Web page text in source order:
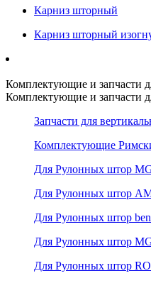
Карниз шторный
Карниз шторный
Комплектующие и запчасти
Комплектующие и запчасти
Запчасти для
Комплектующие
Для Рулонных штор
Для Рулонных штор
Для Рулонных штор
Для Рулонных штор
Для Рулонных штор